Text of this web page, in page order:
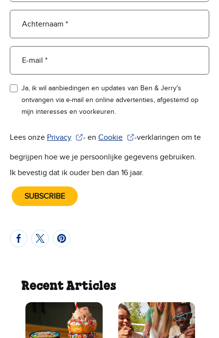
Achternaam *
E-mail *
Ja, ik wil aanbiedingen en updates van Ben & Jerry's
ontvangen via e-mail en online advertenties, afgestemd op
mijn interesses en voorkeuren.
Lees onze Privacy
(Wordt in een nieuw venster geopend)
- en Cookie
(Wordt in een nieuw venster
-verklaringen om te
begrijpen hoe we je persoonlijke gegevens gebruiken.
Ik bevestig dat ik ouder ben dan 16 jaar.
SUBSCRIBE
Recent Articles